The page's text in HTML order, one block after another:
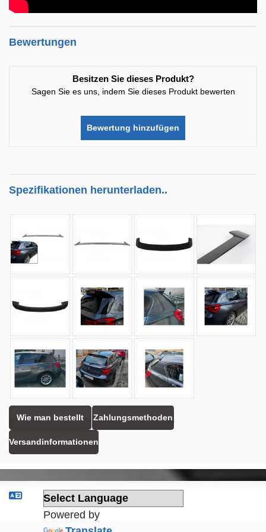
Bewertungen
Besitzen Sie dieses Produkt?
Sagen Sie es uns, indem Sie dieses Produkt bewerten
Bewertung hinzufügen
Spezifikationen herunterladen..
Wie man bestellt Zahlungsmethoden
Versandinformationen
Powered by